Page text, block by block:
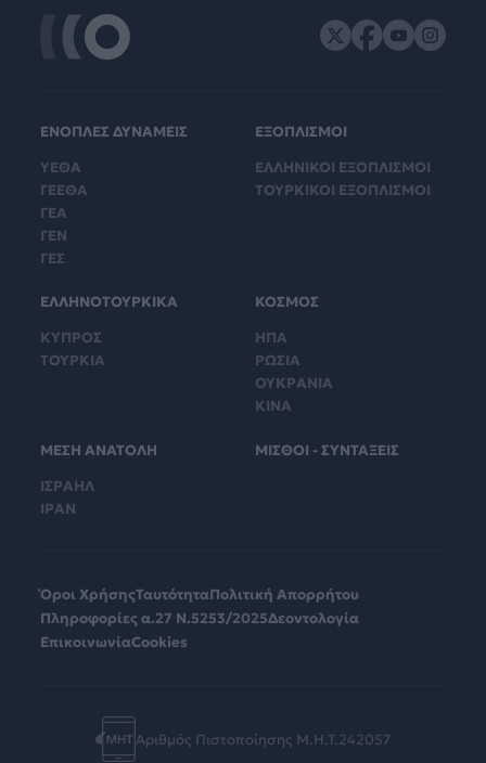
ΕΝΟΠΛΕΣ ΔΥΝΑΜΕΙΣ
ΥΕΘΑ
ΓΕΕΘΑ
ΓΕΑ
ΓΕΝ
ΓΕΣ
ΕΞΟΠΛΙΣΜΟΙ
ΕΛΛΗΝΙΚΟΙ ΕΞΟΠΛΙΣΜΟΙ
ΤΟΥΡΚΙΚΟΙ ΕΞΟΠΛΙΣΜΟΙ
ΕΛΛΗΝΟΤΟΥΡΚΙΚΑ
ΚΥΠΡΟΣ
ΤΟΥΡΚΙΑ
ΚΟΣΜΟΣ
ΗΠΑ
ΡΩΣΙΑ
ΟΥΚΡΑΝΙΑ
ΚΙΝΑ
ΜΕΣΗ ΑΝΑΤΟΛΗ
ΙΣΡΑΗΛ
ΙΡΑΝ
ΜΙΣΘΟΙ - ΣΥΝΤΑΞΕΙΣ
Όροι ΧρήσηςΤαυτότηταΠολιτική Απορρήτου
Πληροφορίες α.27 Ν.5253/2025Δεοντολογία
ΕπικοινωνίαCookies
Αριθμός Πιστοποίησης Μ.Η.Τ.242057